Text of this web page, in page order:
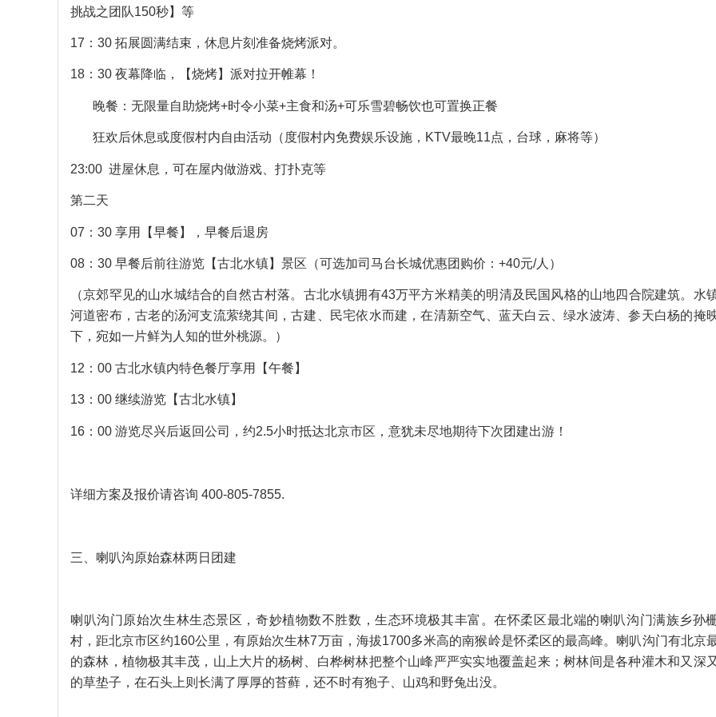
挑战之团队150秒】等
17：30 拓展圆满结束，休息片刻准备烧烤派对。
18：30 夜幕降临，【烧烤】派对拉开帷幕！
晚餐：无限量自助烧烤+时令小菜+主食和汤+可乐雪碧畅饮也可置换正餐
狂欢后休息或度假村内自由活动（度假村内免费娱乐设施，KTV最晚11点，台球，麻将等）
23:00 进屋休息，可在屋内做游戏、打扑克等
第二天
07：30 享用【早餐】，早餐后退房
08：30 早餐后前往游览【古北水镇】景区（可选加司马台长城优惠团购价：+40元/人）
（京郊罕见的山水城结合的自然古村落。古北水镇拥有43万平方米精美的明清及民国风格的山地四合院建筑。水
河道密布，古老的汤河支流萦绕其间，古建、民宅依水而建，在清新空气、蓝天白云、绿水波涛、参天白杨的掩
下，宛如一片鲜为人知的世外桃源。）
12：00 古北水镇内特色餐厅享用【午餐】
13：00 继续游览【古北水镇】
16：00 游览尽兴后返回公司，约2.5小时抵达北京市区，意犹未尽地期待下次团建出游！
详细方案及报价请咨询 400-805-7855.
三、喇叭沟原始森林两日团建
喇叭沟门原始次生林生态景区，奇妙植物数不胜数，生态环境极其丰富。在怀柔区最北端的喇叭沟门满族乡孙
村，距北京市区约160公里，有原始次生林7万亩，海拔1700多米高的南猴岭是怀柔区的最高峰。喇叭沟门有北京
的森林，植物极其丰茂，山上大片的杨树、白桦树林把整个山峰严严实实地覆盖起来；树林间是各种灌木和又深
的草垫子，在石头上则长满了厚厚的苔藓，还不时有狍子、山鸡和野兔出没。